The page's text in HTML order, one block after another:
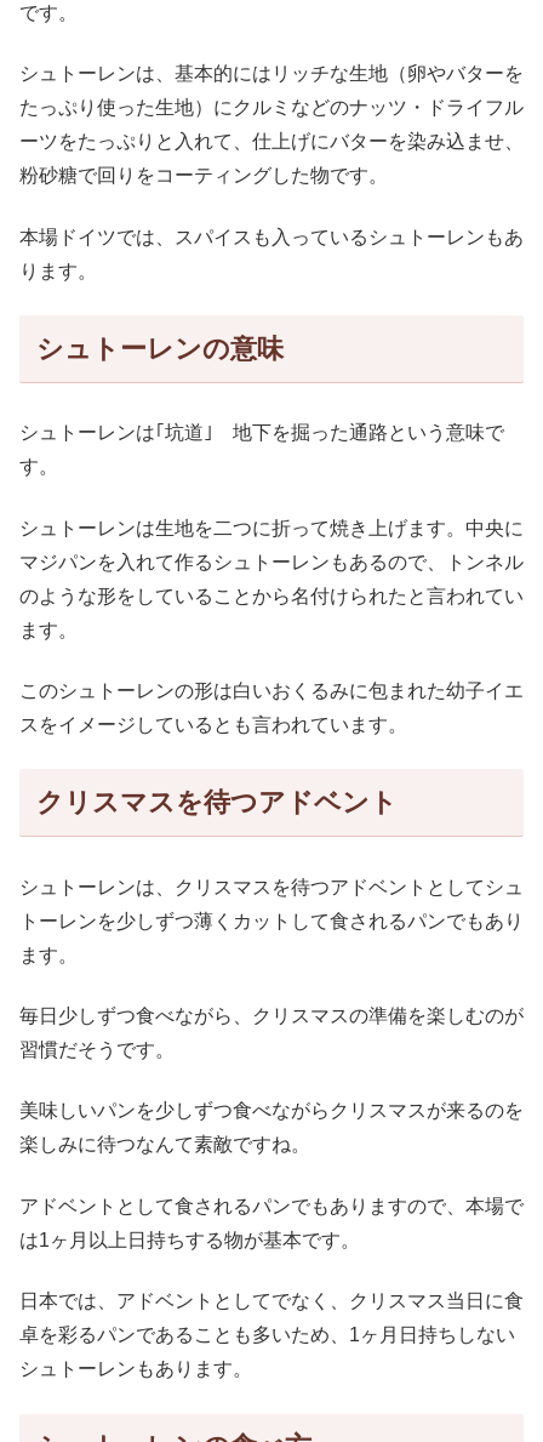
です。
シュトーレンは、基本的にはリッチな生地（卵やバターを
たっぷり使った生地）にクルミなどのナッツ・ドライフル
ーツをたっぷりと入れて、仕上げにバターを染み込ませ、
粉砂糖で回りをコーティングした物です。
本場ドイツでは、スパイスも入っているシュトーレンもあ
ります。
シュトーレンの意味
シュトーレンは｢坑道｣ 地下を掘った通路という意味で
す。
シュトーレンは生地を二つに折って焼き上げます。中央に
マジパンを入れて作るシュトーレンもあるので、トンネル
のような形をしていることから名付けられたと言われてい
ます。
このシュトーレンの形は白いおくるみに包まれた幼子イエ
スをイメージしているとも言われています。
クリスマスを待つアドベント
シュトーレンは、クリスマスを待つアドベントとしてシュ
トーレンを少しずつ薄くカットして食されるパンでもあり
ます。
毎日少しずつ食べながら、クリスマスの準備を楽しむのが
習慣だそうです。
美味しいパンを少しずつ食べながらクリスマスが来るのを
楽しみに待つなんて素敵ですね。
アドベントとして食されるパンでもありますので、本場で
は1ヶ月以上日持ちする物が基本です。
日本では、アドベントとしてでなく、クリスマス当日に食
卓を彩るパンであることも多いため、1ヶ月日持ちしない
シュトーレンもあります。